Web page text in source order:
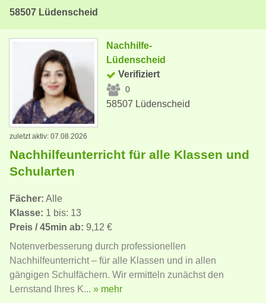
58507 Lüdenscheid
Nachhilfe-
Lüdenscheid
Verifiziert
0
58507 Lüdenscheid
zuletzt aktiv: 07.08.2026
Nachhilfeunterricht für alle Klassen und
Schularten
Fächer: Alle
Klasse: 1 bis: 13
Preis / 45min ab: 9,12 €
Notenverbesserung durch professionellen
Nachhilfeunterricht – für alle Klassen und in allen
gängigen Schulfächern. Wir ermitteln zunächst den
Lernstand Ihres K... » mehr